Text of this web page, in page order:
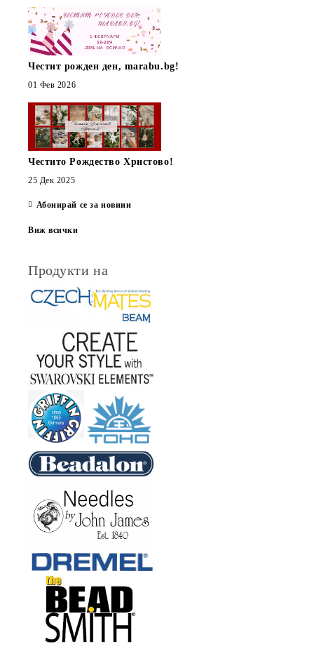
Честит рожден ден, marabu.bg!
01 Фев 2026
Честито Рождество Христово!
25 Дек 2025
Абонирай се за новини
Виж всички
Продукти на